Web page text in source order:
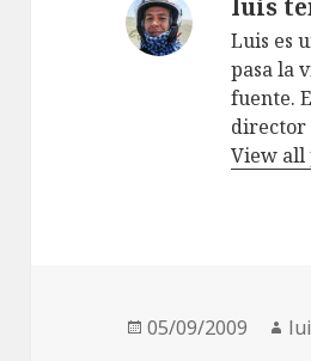
luis
Luis es
pasa la
fuente.
View all
Posted
05/09/2009